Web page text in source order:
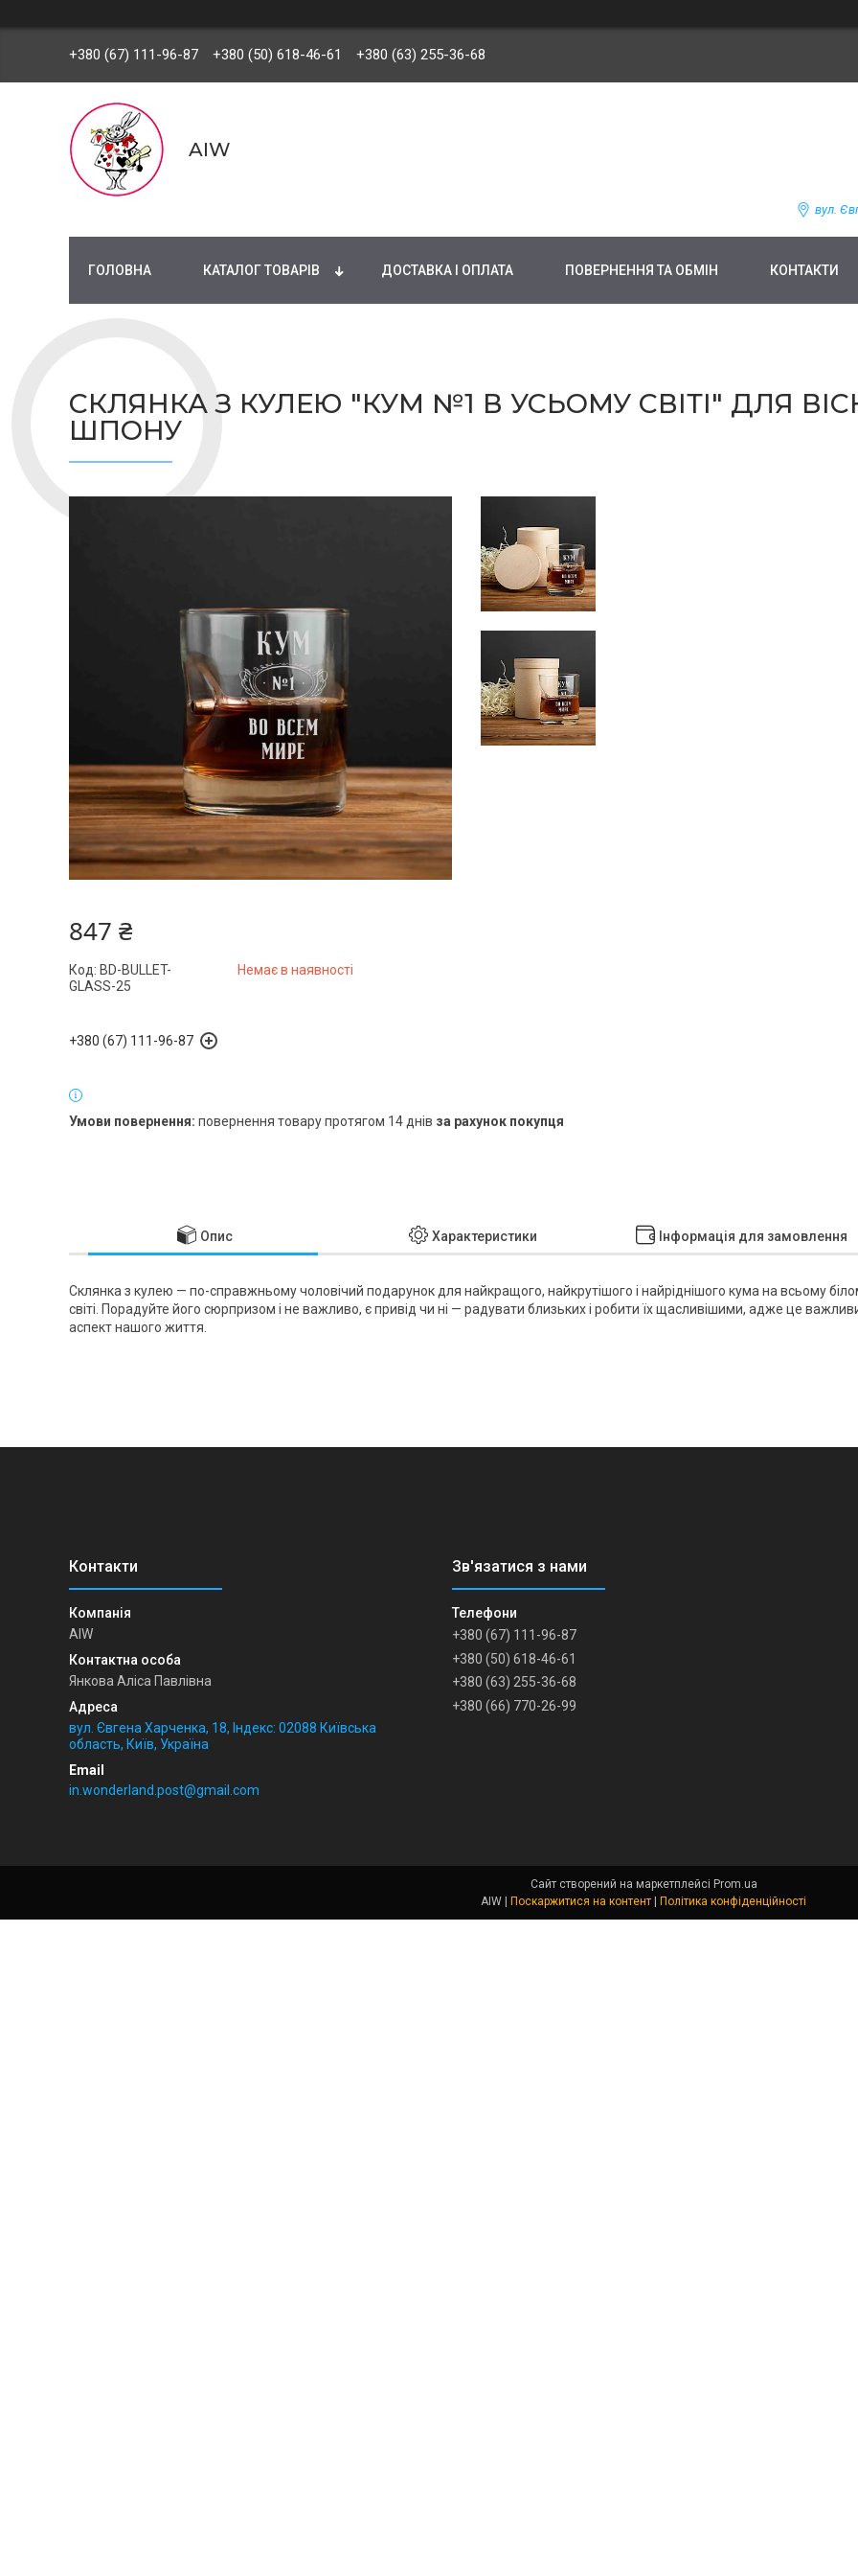
+380 (67) 111-96-87 +380 (50) 618-46-61 +380 (63) 255-36-68
AIW
вул.
ГОЛОВНА КАТАЛОГ ТОВАРІВ ДОСТАВКА І ОПЛАТА ПОВЕРНЕННЯ ТА ОБМІН КОНТАКТИ
СКЛЯНКА З КУЛЕЮ "КУМ №1 В УСЬОМУ СВІТІ" ДЛЯ
ШПОНУ
847 ₴
Немає в наявності
Код: BD-BULLET-
GLASS-25
+380 (67) 111-96-87
повернення товару протягом 14 днів за рахунок покупця
Опис Характеристики Інформація для замовлення
Склянка з кулею — по-справжньому чоловічий подарунок для найкращого, найкрутішого і найріднішого кума на всьому
світі. Порадуйте його сюрпризом і не важливо, є привід чи ні — радувати близьких і робити їх щасливішими, адже це
аспект нашого життя.
AIW
Янкова Аліса Павлівна
вул. Євгена Харченка, 18, Індекс: 02088 Київська
область, Київ, Україна
in.wonderland.post@gmail.com
+380 (67) 111-96-87
+380 (50) 618-46-61
+380 (63) 255-36-68
+380 (66) 770-26-99
Сайт створений на маркетплейсі Prom.ua
Поскаржитися на контент Політика конфіденційності